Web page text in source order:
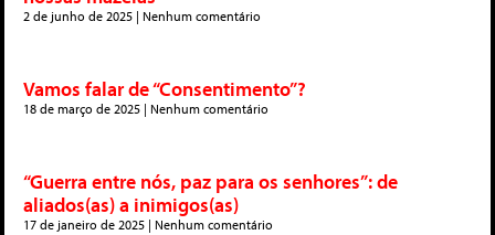
2 de junho de 2025 Nenhum comentário
Vamos falar de “Consentimento”?
18 de março de 2025 Nenhum comentário
“Guerra entre nós, paz para os senhores”: de
aliados(as) a inimigos(as)
17 de janeiro de 2025 Nenhum comentário